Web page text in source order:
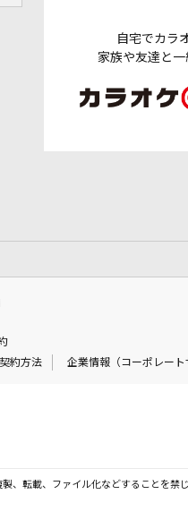
自宅でカラ
家族や友達と一
約方法 企業情報（コーポレート
、転載、ファイル化などすることを禁じ